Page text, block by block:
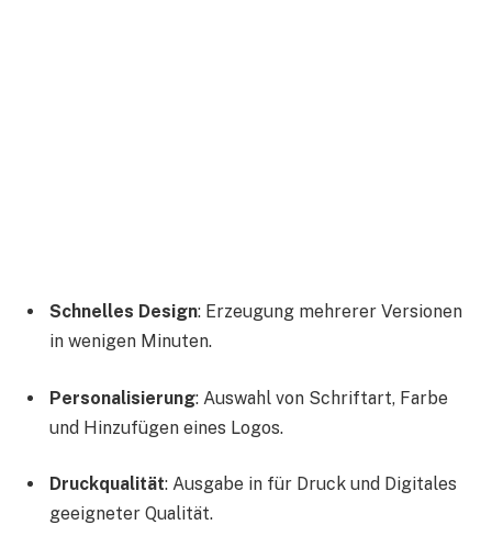
Schnelles Design: Erzeugung mehrerer Versionen
in wenigen Minuten.
Personalisierung: Auswahl von Schriftart, Farbe
und Hinzufügen eines Logos.
Druckqualität: Ausgabe in für Druck und Digitales
geeigneter Qualität.